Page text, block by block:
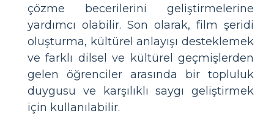
çözme becerilerini geliştirmelerine
yardımcı olabilir. Son olarak, film şeridi
oluşturma, kültürel anlayışı desteklemek
ve farklı dilsel ve kültürel geçmişlerden
gelen öğrenciler arasında bir topluluk
duygusu ve karşılıklı saygı geliştirmek
için kullanılabilir.